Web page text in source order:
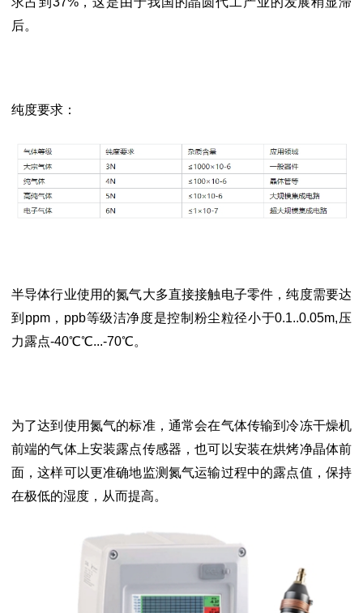
后。
纯度要求：
半导体行业使用的氮气大多直接接触电子零件，纯度需要达
到ppm，ppb等级洁净度是控制粉尘粒径小于0.1..0.05m,压
力露点-40℃℃...-70℃。
为了达到使用氮气的标准，通常会在气体传输到冷冻干燥机
前端的气体上安装露点传感器，也可以安装在烘烤净晶体前
面，这样可以更准确地监测氮气运输过程中的露点值，保持
在极低的湿度，从而提高。